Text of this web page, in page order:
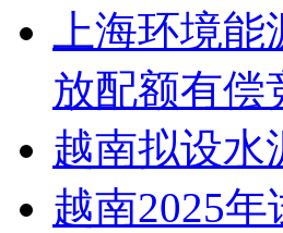
上海环境
放配额有偿
越南拟设水
越南2025